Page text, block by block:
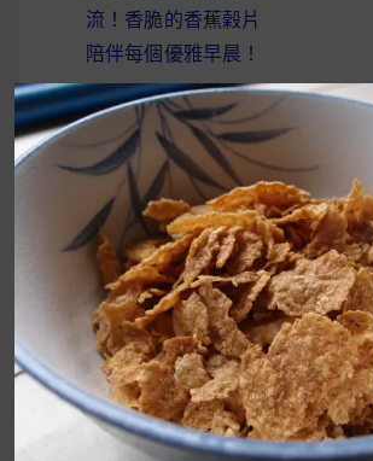
覽
流！香脆的香蕉榖片
陪伴每個優雅早晨！
UrMart 為你打造理想生活
搜